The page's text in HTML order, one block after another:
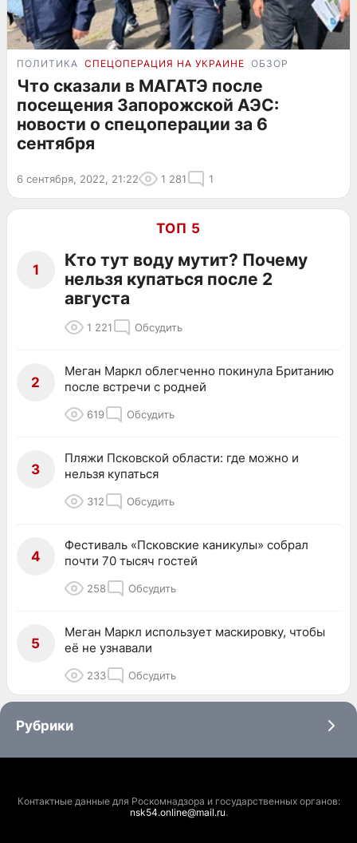
ПОЛИТИКА СПЕЦОПЕРАЦИЯ НА УКРАИНЕ ОБЗОР
Что сказали в МАГАТЭ после
посещения Запорожской АЭС:
новости о спецоперации за 6
сентября
6 сентября, 2022, 21:22 1 281 1
ТОП 5
1
Кто тут воду мутит? Почему
нельзя купаться после 2
августа
1 221 Обсудить
2
Меган Маркл облегченно покинула Британию
после встречи с родней
619 Обсудить
3
Пляжи Псковской области: где можно и
нельзя купаться
312 Обсудить
4
Фестиваль «Псковские каникулы» собрал
почти 70 тысяч гостей
258 Обсудить
5
Меган Маркл использует маскировку, чтобы
её не узнавали
233 Обсудить
Рубрики
Контактные данные для Роскомнадзора и государственных органов:
nsk54.online@mail.ru.